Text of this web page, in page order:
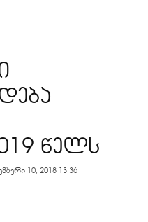
წელს
10, 2018 13:36